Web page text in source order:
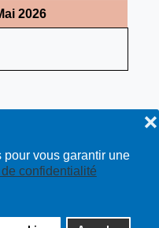
vous garantir une
confidentialité
❌
2026
droits réservés | site :